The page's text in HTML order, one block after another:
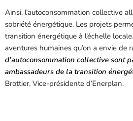
Ainsi, l’autoconsommation collective
sobriété énergétique. Les projets
transition énergétique à l’échelle
aventures humaines qu’on a envie de
d’autoconsommation collective sont
ambassadeurs de la transition
Brottier, Vice-présidente d’Enerplan.